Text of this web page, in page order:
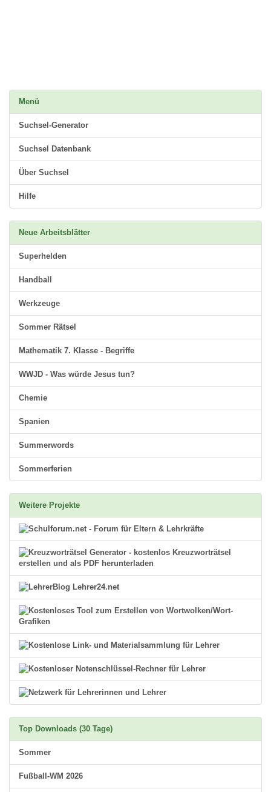
Menü
Suchsel-Generator
Suchsel Datenbank
Über Suchsel
Hilfe
Neue Arbeitsblätter
Superhelden
Handball
Werkzeuge
Sommer Rätsel
Mathematik 7. Klasse - Begriffe
WWJD - Was würde Jesus tun?
Chemie
Spanien
Summerwords
Sommerferien
Weitere Projekte
Top Downloads (30 Tage)
Sommer
Fußball-WM 2026